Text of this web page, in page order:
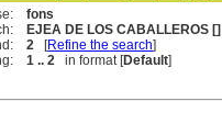
fons
EJEA DE LOS CABALLEROS []
2 [Refine the search]
1 .. 2 in format [Default]